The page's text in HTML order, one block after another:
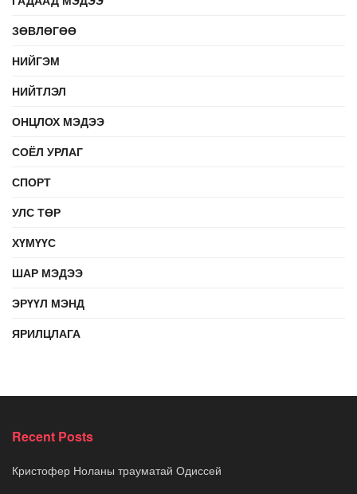
ЗӨВЛӨГӨӨ
НИЙГЭМ
НИЙТЛЭЛ
ОНЦЛОХ МЭДЭЭ
СОЁЛ УРЛАГ
СПОРТ
УЛС ТӨР
ХҮМҮҮС
ШАР МЭДЭЭ
ЭРҮҮЛ МЭНД
ЯРИЛЦЛАГА
Recent Posts
Кристофер Ноланы трауматай Одиссей